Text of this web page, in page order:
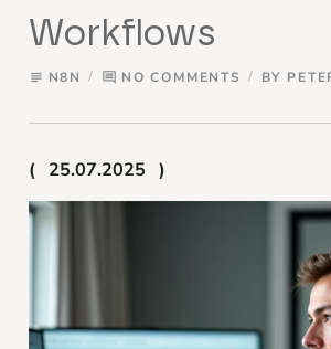
Workflows
subject N8N comment NO COMMENTS BY
25.07.2025